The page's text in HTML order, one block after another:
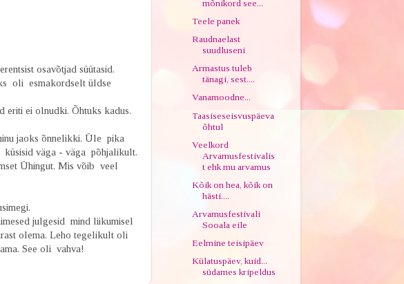
osavõtjad süütasid.
oli esmakordselt üldse
eriti ei olnudki. Õhtuks kadus.
jaoks õnnelikki. Üle pika
küsisid väga - väga põhjalikult.
Ühingut. Mis võib veel
julgesid mind liikumisel
olema. Leho tegelikult oli
See oli vahva!
mõnikord see...
Teele panek
Raudnaelast
suudluseni
Armastus tuleb
tänagi, sest....
Vanamoodne...
Taasiseseisvuspäeva
õhtul
Veelkord
Arvamusfestivalis
t ehk mu arvamus
Kõik on hea, kõik on
hästi....
Arvamusfestivali
Sooala eile
Eelmine teisipäev
Külatuspäev, kuid...
südames kripeldus